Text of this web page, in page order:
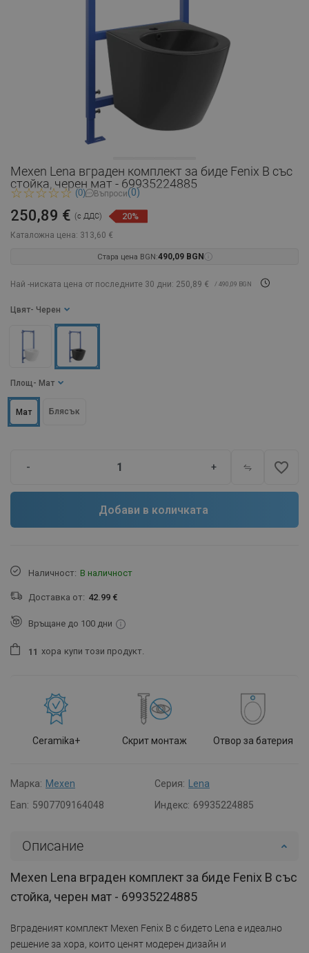
Mexen Lena вграден комплект за биде Fenix B със
стойка, черен мат - 69935224885
(0) Въпроси(0)
Каталожна цена: 313,60 €
250,89 € (с ДДС) 20%
Стара цена BGN:490,09 BGN
Най -ниската цена от последните 30 дни: 250,89 € / 490,09 BGN
Цвят - Черен
Площ - Мат
Мат Блясък
- + favorite_border
Добави в количката
Наличност: В наличност
Доставка от: 42.99 €
Връщане до 100 дни
1 1 хора купи този продукт.
Ceramika+ Скрит монтаж Отвор за батерия
Марка: Mexen Серия:
Lena
Ean: 5907709164048 Индекс: 69935224885
Описание
Mexen Lena вграден комплект за биде Fenix B със
стойка, черен мат - 69935224885
Вграденият комплект Mexen Fenix B с бидето Lena е идеално
решение за хора, които ценят модерен дизайн и